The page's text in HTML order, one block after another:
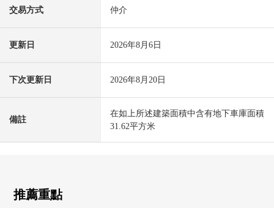
交易方式 仲介
更新日 2026年8月6日
下次更新日 2026年8月20日
備註
在如上所述建築面積中含有地下車庫面積
31.62平方米
推薦重點